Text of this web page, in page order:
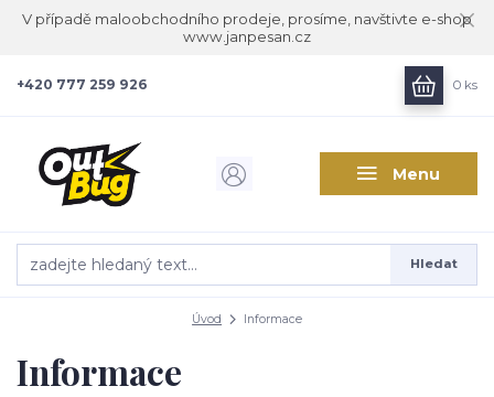
V případě maloobchodního prodeje, prosíme, navštivte e-shop
www.janpesan.cz
Menu
Hledat
+420 777 259 926 0 ks
Úvod Informace
Informace